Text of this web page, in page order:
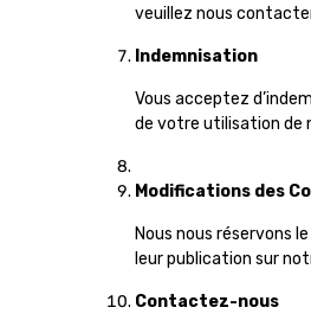
veuillez nous
Indemnisation
Vous acceptez
de votre utilisation de
Modifications des
Nous nous réservons
leur publication sur
Contactez-nous